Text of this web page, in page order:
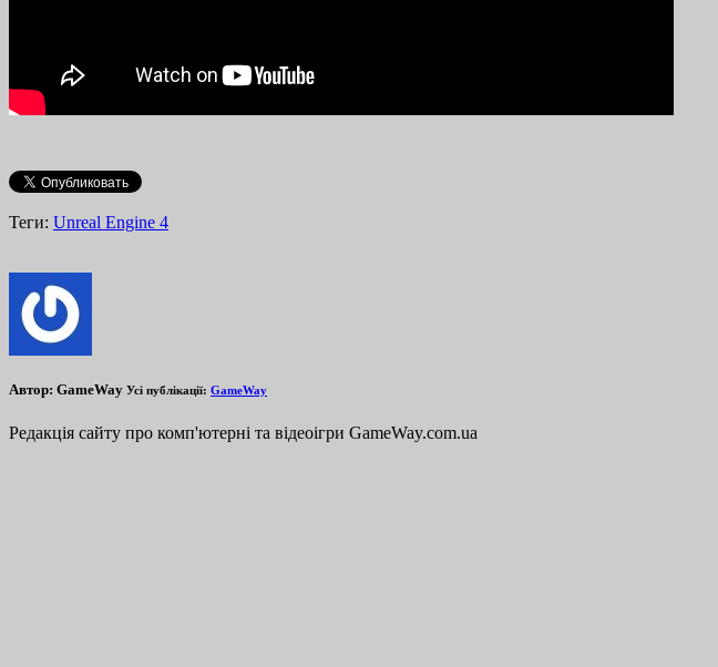
Теги: Unreal Engine 4
Автор: GameWay Усі публікації: GameWay
Редакція сайту про комп'ютерні та відеоігри GameWay.com.ua